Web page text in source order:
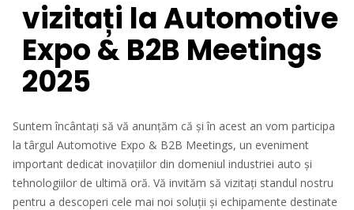
vizitați la Automotive
Expo & B2B Meetings
2025
Suntem încântați să vă anunțăm că și în acest an vom participa
la târgul Automotive Expo & B2B Meetings, un eveniment
important dedicat inovațiilor din domeniul industriei auto și
tehnologiilor de ultimă oră. Vă invităm să vizitați standul nostru
pentru a descoperi cele mai noi soluții și echipamente destinate